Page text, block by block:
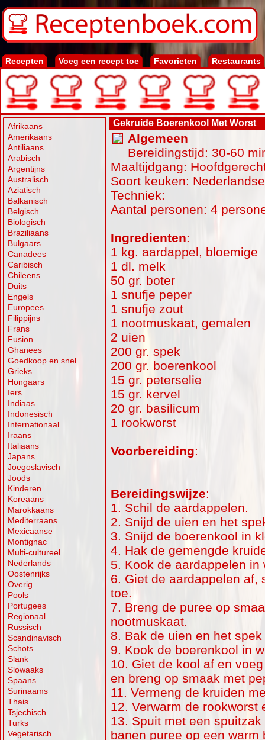
Recepten Voeg een recept toe Favorieten Restaurants
Afrikaans
Amerikaans
Antiliaans
Arabisch
Argentijns
Australisch
Aziatisch
Balkanisch
Belgisch
Biologisch
Braziliaans
Bulgaars
Canadees
Caribisch
Chileens
Duits
Engels
Europees
Filippijns
Frans
Fusion
Ghanees
Goedkoop en snel
Grieks
Hongaars
Iers
Indiaas
Indonesisch
Internationaal
Iraans
Italiaans
Japans
Joegoslavisch
Joods
Kinderen
Koreaans
Marokkaans
Mediterraans
Mexicaanse
Montignac
Multi-cultureel
Nederlands
Oostenrijks
Overig
Pools
Portugees
Regionaal
Russisch
Scandinavisch
Schots
Slank
Slowaaks
Spaans
Surinaams
Thais
Tsjechisch
Turks
Vegetarisch
Gekruide Boerenkool Met Worst
Algemeen
Bereidingstijd: 30-60
Maaltijdgang:
Soort keuken:
Techniek:
Aantal personen: 4
Ingredienten:
1 kg. aardappel, bloemige
1 dl. melk
50 gr. boter
1 snufje peper
1 snufje zout
1 nootmuskaat, gemalen
2 uien
200 gr. spek
200 gr. boerenkool
15 gr. peterselie
15 gr. kervel
20 gr. basilicum
1 rookworst
Voorbereiding:
Bereidingswijze:
1. Schil de aardappelen.
2. Snijd de uien en het
3. Snijd de boerenkool in
4. Hak de gemengde
5. Kook de aardappelen in
6. Giet de aardappelen af,
toe.
7. Breng de puree op
nootmuskaat.
8. Bak de uien en het
9. Kook de boerenkool in
10. Giet de kool af en
en breng op smaak met
11. Vermeng de kruiden
12. Verwarm de rookworst
13. Spuit met een
banen puree op een warm